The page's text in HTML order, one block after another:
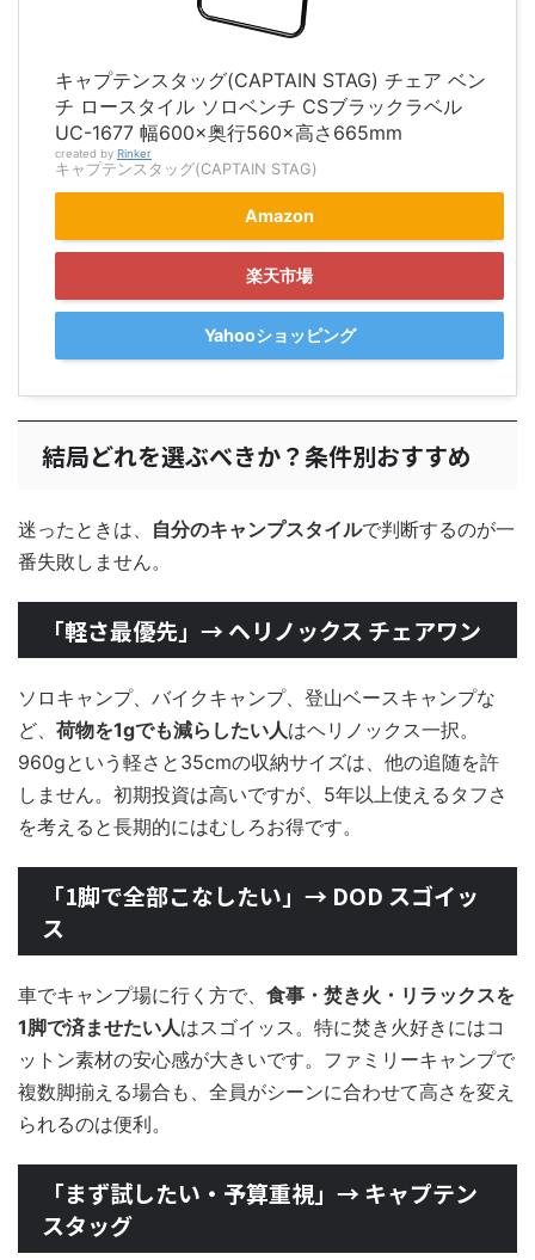
キャプテンスタッグ(CAPTAIN STAG) チェア ベン
チ ロースタイル ソロベンチ CSブラックラベル
UC-1677 幅600×奥行560×高さ665mm
created by Rinker
キャプテンスタッグ(CAPTAIN STAG)
Amazon
楽天市場
Yahooショッピング
結局どれを選ぶべきか？条件別おすすめ
迷ったときは、 自分のキャンプスタイルで判断するのが一
番失敗しません。
「軽さ最優先」→ ヘリノックス チェアワン
ソロキャンプ、バイクキャンプ、登山ベースキャンプな
ど、 荷物を1gでも減らしたい人はヘリノックス一択。
960gという軽さと35cmの収納サイズは、他の追随を許
しません。初期投資は高いですが、5年以上使えるタフさ
を考えると長期的にはむしろお得です。
「1脚で全部こなしたい」→ DOD スゴイッ
ス
車でキャンプ場に行く方で、 食事・焚き火・リラックスを
1脚で済ませたい人はスゴイッス。特に焚き火好きにはコ
ットン素材の安心感が大きいです。ファミリーキャンプで
複数脚揃える場合も、全員がシーンに合わせて高さを変え
られるのは便利。
「まず試したい・予算重視」→ キャプテン
スタッグ